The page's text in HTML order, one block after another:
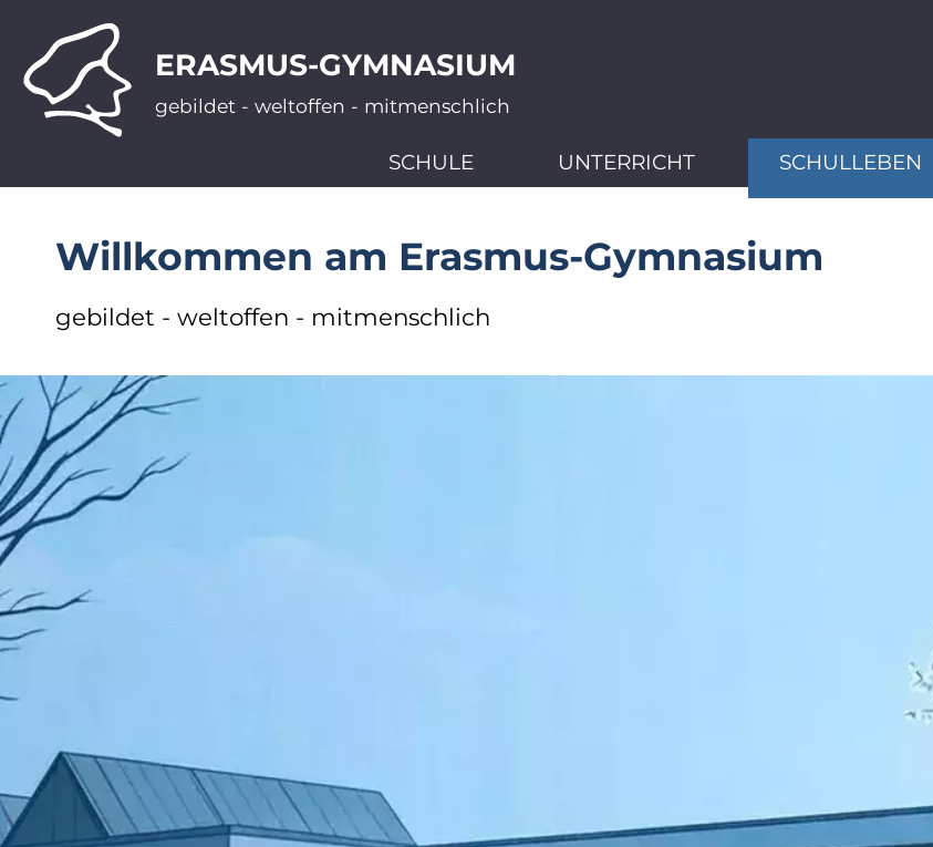
ERASMUS-GYMNASIUM
gebildet - weltoffen - mitmenschlich
SCHULE UNTERRICHT SCHULLEBEN
Willkommen am Erasmus-Gymnasium
gebildet - weltoffen - mitmenschlich